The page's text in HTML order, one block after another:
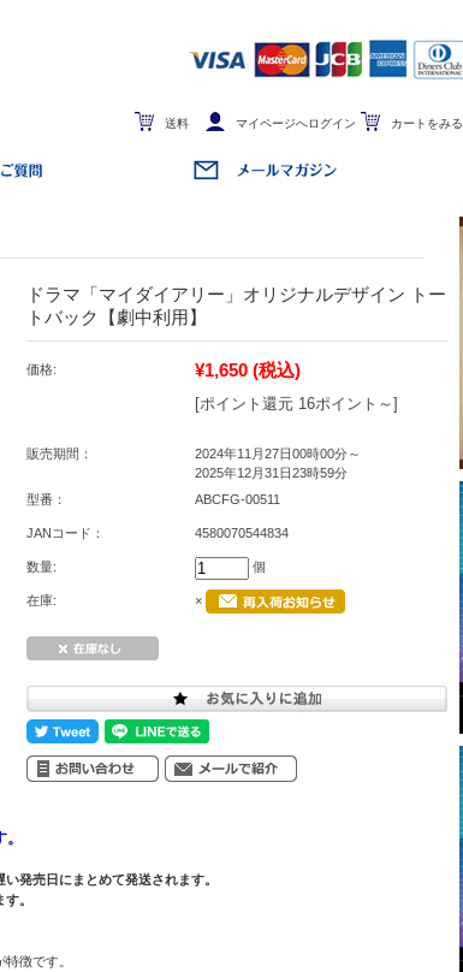
送料 マイページへログイン カートをみる
ドラマ「マイダイアリー」オリジナルデザイン トー
トバック【劇中利用】
価格: ¥1,650 (税込)
[ポイント還元 16ポイント～]
販売期間：
2024年11月27日00時00分～
2025年12月31日23時59分
型番：
ABCFG-00511
JANコード： 4580070544834
数量: 個
在庫: ×
発売日にまとめて発送されます。
。
徴です。